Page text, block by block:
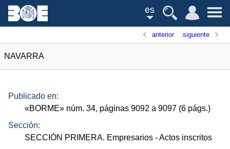
es
anterior siguiente
NAVARRA
Publicado en:
«BORME» núm. 34, páginas 9092 a 9097 (6 págs.)
Sección:
SECCIÓN PRIMERA. Empresarios - Actos inscritos